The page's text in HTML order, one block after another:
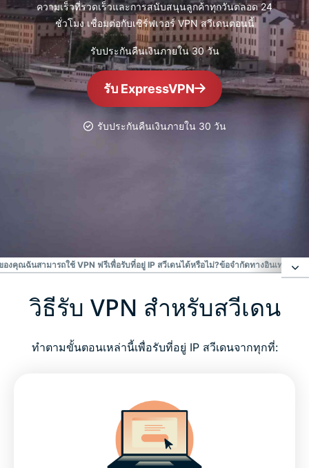
ความเร็วที่รวดเร็วและการสนับสนุนลูกค้าทุกวันตลอด 24
ชั่วโมง เชื่อมต่อกับเซิร์ฟเวอร์ VPN สวีเดนตอนนี้
รับประกันคืนเงินภายใน 30 วัน
รับ ExpressVPN
รับประกันคืนเงินภายใน 30 วัน
องคุณฉันสามารถใช้ VPN ฟรีเพื่อรับที่อยู่ IP สวีเดนได้หรือไม่?ข้อจำกัดทางอินเทอร์เน็ต
วิธีรับ VPN สำหรับสวีเดน
ทำไมต้องใช้เซิร์ฟเวอร์ VPN สวีเดน?
ดาวน์โหลด VPN สวีเดนสำหรับอุปกรณ์ทั้งหมดของคุณ
วิธีรับ VPN สำหรับสวีเดน
ทำตามขั้นตอนเหล่านี้เพื่อรับที่อยู่ IP สวีเดนจากทุกที่: